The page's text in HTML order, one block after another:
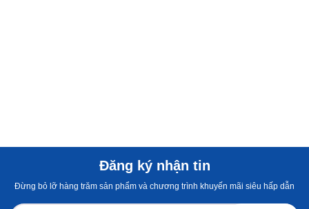
Đăng ký nhận tin
Đừng bỏ lỡ hàng trăm sản phẩm và chương trình khuyến mãi siêu hấp dẫn